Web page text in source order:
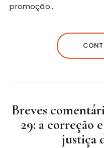
promoção…
Breves
29: a correção
justiça